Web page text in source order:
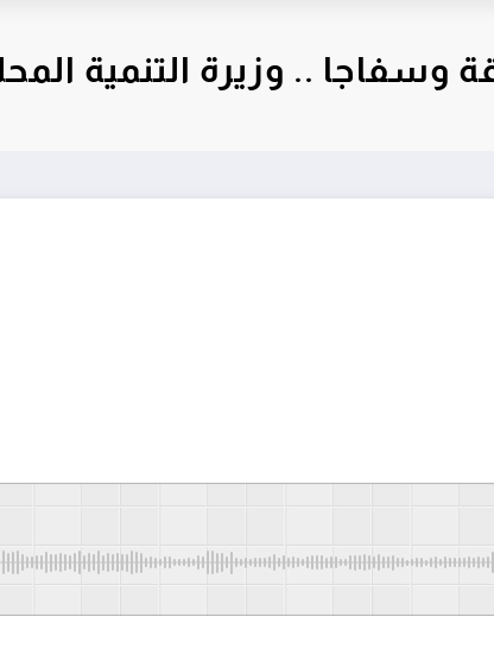
وسفاجا .. وزيرة التنمية